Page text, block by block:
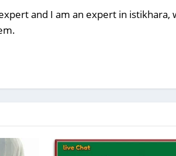
and I am an expert in